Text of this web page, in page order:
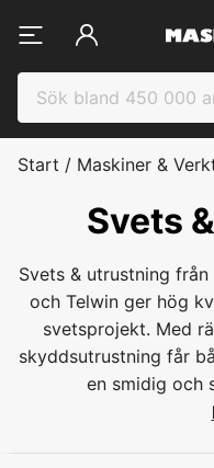
Start / Maskiner &
Svets
Svets & utrustning
och Telwin ger hög
svetsprojekt. Med
skyddsutrustning får
en smidig och